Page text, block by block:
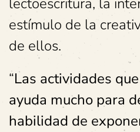
estímulo de la
de ellos.
“Las actividades
ayuda mucho para
habilidad de